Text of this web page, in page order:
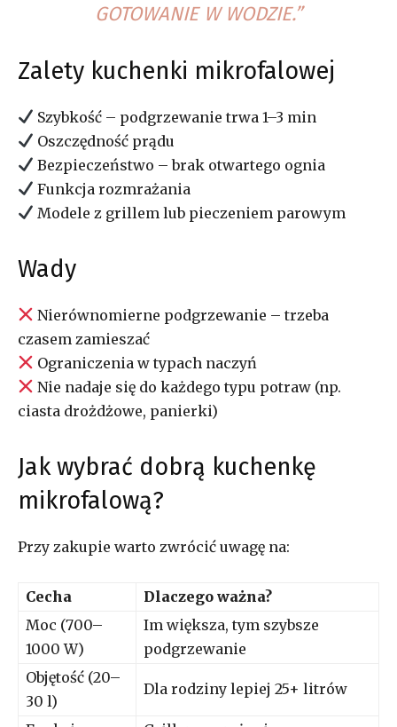
GOTOWANIE W WODZIE.”
Zalety kuchenki mikrofalowej
Szybkość – podgrzewanie trwa 1–3 min
Oszczędność prądu
Bezpieczeństwo – brak otwartego ognia
Funkcja rozmrażania
Modele z grillem lub pieczeniem parowym
Wady
Nierównomierne podgrzewanie – trzeba
czasem zamieszać
Ograniczenia w typach naczyń
Nie nadaje się do każdego typu potraw (np.
ciasta drożdżowe, panierki)
Jak wybrać dobrą kuchenkę
mikrofalową?
Przy zakupie warto zwrócić uwagę na:
Cecha
Dlaczego ważna?
Moc (700–
1000 W)
Im większa, tym szybsze
podgrzewanie
Objętość (20–
30 l)
Dla rodziny lepiej 25+ litrów